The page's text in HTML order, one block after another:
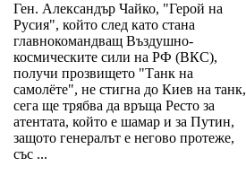
Ген. Александър Чайко, "Герой на
Русия", който след като стана
главнокомандващ Въздушно-
космическите сили на РФ (ВКС),
получи прозвището "Танк на
самолёте", не стигна до Киев на танк,
сега ще трябва да връща Ресто за
атентата, който е шамар и за Путин,
защото генералът е негово протеже,
със ...